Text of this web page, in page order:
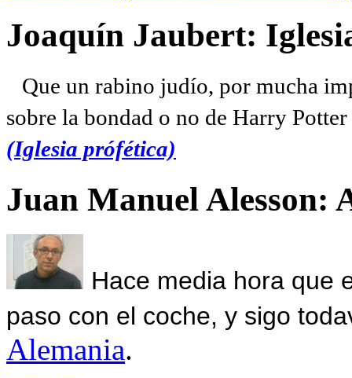
Joaquín Jaubert:
Que un rabino judío, por mucha
sobre la bondad o no de Harry
(Iglesia prófética)
Juan Manuel Alesson:
Hace media hora que
paso con el coche, y sigo
Alemania.